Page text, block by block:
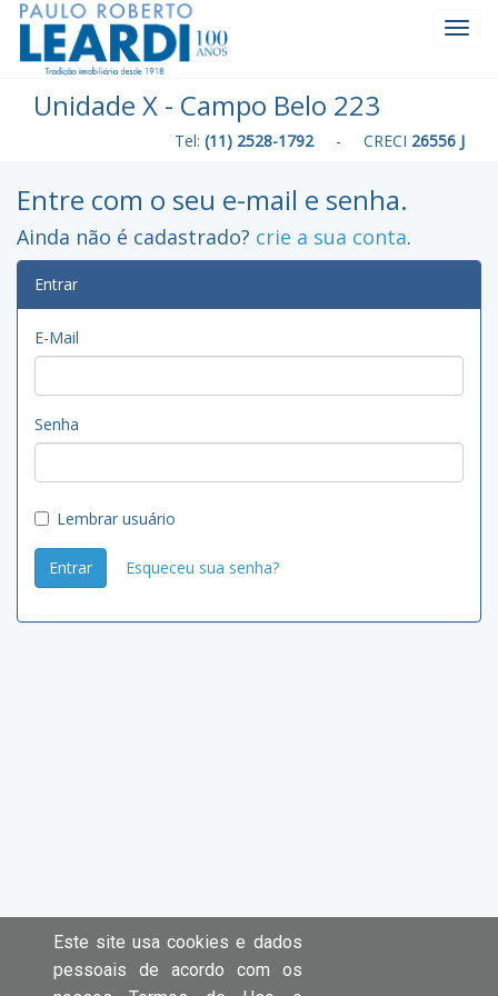
Unidade X - Campo Belo 223
Tel: (11) 2528-1792- CRECI 26556 J
Entre com o seu e-mail e senha.
Ainda não é cadastrado? crie a sua conta.
Entrar
E-Mail
Senha
Lembrar usuário
Entrar Esqueceu sua senha?
Este site usa cookies e dados
pessoais de acordo com os